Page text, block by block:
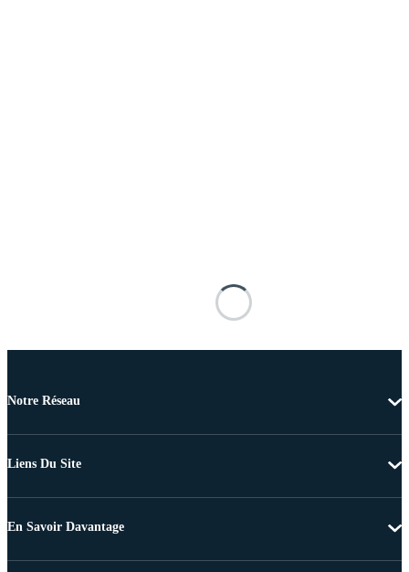
Notre Réseau
Liens Du Site
En Savoir Davantage